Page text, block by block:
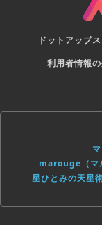
ドットアップ
利用者情報
marouge（マ
星ひとみの天星